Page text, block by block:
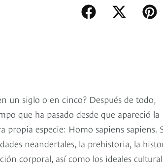
un siglo o en cinco? Después de todo,
que ha pasado desde que apareció la
propia especie: Homo sapiens sapiens.
neandertales, la prehistoria, la
corporal, así como los ideales